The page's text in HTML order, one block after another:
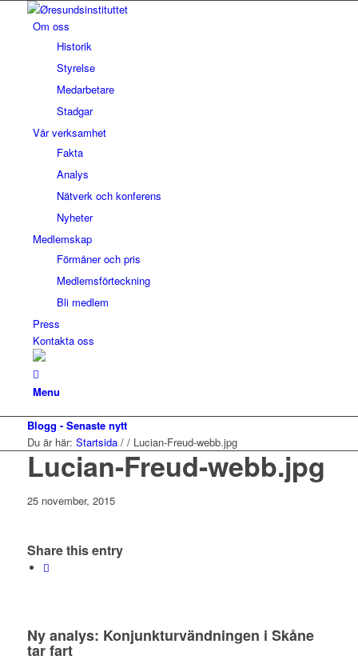
Om oss
Historik
Styrelse
Medarbetare
Stadgar
Vår verksamhet
Fakta
Analys
Nätverk och konferens
Nyheter
Medlemskap
Förmåner och pris
Medlemsförteckning
Bli medlem
Press
Kontakta oss
Menu
Blogg - Senaste nytt
Du är här: Startsida / / Lucian-Freud-webb.jpg
Lucian-Freud-webb.jpg
25 november, 2015
Share this entry
Ny analys: Konjunkturvändningen i Skåne
tar fart